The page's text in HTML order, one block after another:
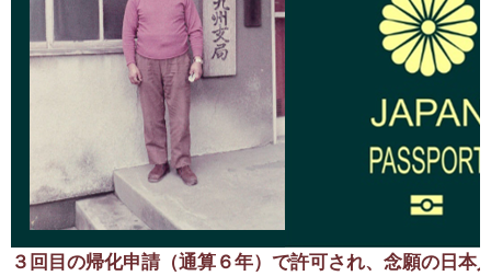
３回目の帰化申請（通算６年）で許可され、念願の日本